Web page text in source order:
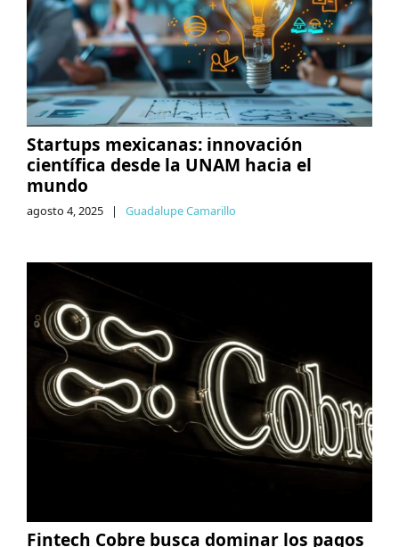
Startups mexicanas: innovación
científica desde la UNAM hacia el
mundo
agosto 4, 2025 | Guadalupe Camarillo
Fintech Cobre busca dominar los pagos